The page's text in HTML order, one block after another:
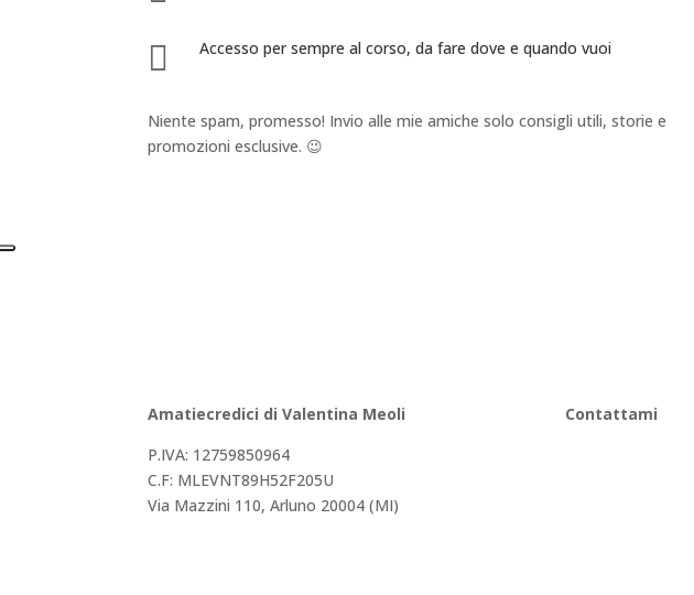
 Accesso per sempre al corso, da fare dove e quando vuoi
Niente spam, promesso! Invio alle mie amiche solo consigli utili, storie e
promozioni esclusive. 😉
Amatiecredici di Valentina Meoli
P.IVA: 12759850964
C.F: MLEVNT89H52F205U
Via Mazzini 110, Arluno 20004 (MI)
Contattami